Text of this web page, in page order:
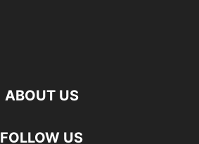
ABOUT US
FOLLOW US